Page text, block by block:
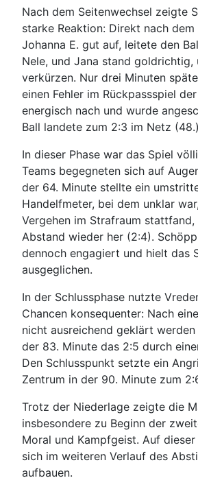
Nach dem Seitenwechsel zeigte
starke Reaktion: Direkt nach
Johanna E. gut auf, leitete den
Nele, und Jana stand goldrichtig,
verkürzen. Nur drei Minuten
einen Fehler im Rückpassspiel
energisch nach und wurde
Ball landete zum 2:3 im Netz
In dieser Phase war das Spiel
Teams begegneten sich auf
der 64. Minute stellte ein
Handelfmeter, bei dem unklar
Vergehen im Strafraum stattfand,
Abstand wieder her (2:4).
dennoch engagiert und hielt das
ausgeglichen.
In der Schlussphase nutzte
Chancen konsequenter: Nach
nicht ausreichend geklärt
der 83. Minute das 2:5 durch
Den Schlusspunkt setzte ein
Zentrum in der 90. Minute zum
Trotz der Niederlage zeigte die
insbesondere zu Beginn der
Moral und Kampfgeist. Auf
sich im weiteren Verlauf des
aufbauen.